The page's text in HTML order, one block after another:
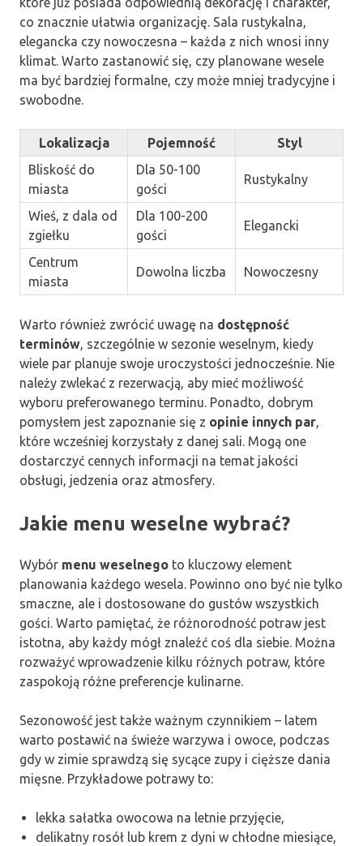
co znacznie ułatwia organizację. Sala rustykalna,
elegancka czy nowoczesna – każda z nich wnosi inny
klimat. Warto zastanowić się, czy planowane wesele
ma być bardziej formalne, czy może mniej tradycyjne i
swobodne.
Lokalizacja Pojemność
Styl
Bliskość do
miasta
Dla 50-100
gości
Rustykalny
Wieś, z dala od
zgiełku
Dla 100-200
gości
Elegancki
Centrum
miasta
Dowolna liczba Nowoczesny
Warto również zwrócić uwagę na dostępność
terminów, szczególnie w sezonie weselnym, kiedy
wiele par planuje swoje uroczystości jednocześnie. Nie
należy zwlekać z rezerwacją, aby mieć możliwość
wyboru preferowanego terminu. Ponadto, dobrym
pomysłem jest zapoznanie się z opinie innych par,
które wcześniej korzystały z danej sali. Mogą one
dostarczyć cennych informacji na temat jakości
obsługi, jedzenia oraz atmosfery.
Jakie menu weselne wybrać?
Wybór menu weselnego to kluczowy element
planowania każdego wesela. Powinno ono być nie tylko
smaczne, ale i dostosowane do gustów wszystkich
gości. Warto pamiętać, że różnorodność potraw jest
istotna, aby każdy mógł znaleźć coś dla siebie. Można
rozważyć wprowadzenie kilku różnych potraw, które
zaspokoją różne preferencje kulinarne.
Sezonowość jest także ważnym czynnikiem – latem
warto postawić na świeże warzywa i owoce, podczas
gdy w zimie sprawdzą się sycące zupy i cięższe dania
mięsne. Przykładowe potrawy to:
lekka sałatka owocowa na letnie przyjęcie,
delikatny rosół lub krem z dyni w chłodne miesiące,